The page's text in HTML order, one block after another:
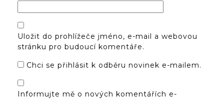
Uložit do prohlížeče jméno, e-mail a webovou
stránku pro budoucí komentáře.
Chci se přihlásit k odběru novinek e-mailem.
Informujte mě o nových komentářích e-